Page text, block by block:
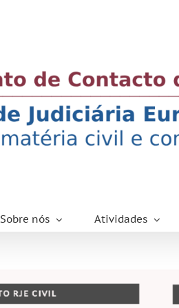
Sobre nós Atividades